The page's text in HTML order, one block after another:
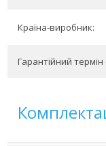
Країна-виробник:
Гарантійний термін